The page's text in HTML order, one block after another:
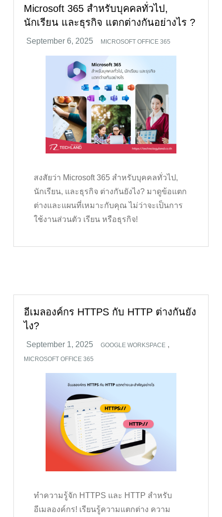
Microsoft 365 สำหรับบุคคลทั่วไป,
นักเรียน และธุรกิจ แตกต่างกันอย่างไร ?
MICROSOFT OFFICE 365
สงสัยว่า Microsoft 365 สำหรับบุคคลทั่วไป,
นักเรียน, และธุรกิจ ต่างกันยังไง? มาดูข้อแตก
ต่างและแผนที่เหมาะกับคุณ ไม่ว่าจะเป็นการ
ใช้งานส่วนตัว เรียน หรือธุรกิจ!
อีเมลองค์กร HTTPS กับ HTTP ต่างกันยัง
ไง?
GOOGLE WORKSPACE ,
MICROSOFT OFFICE 365
ทำความรู้จัก HTTPS และ HTTP สำหรับ
อีเมลองค์กร! เรียนรู้ความแตกต่าง ความ